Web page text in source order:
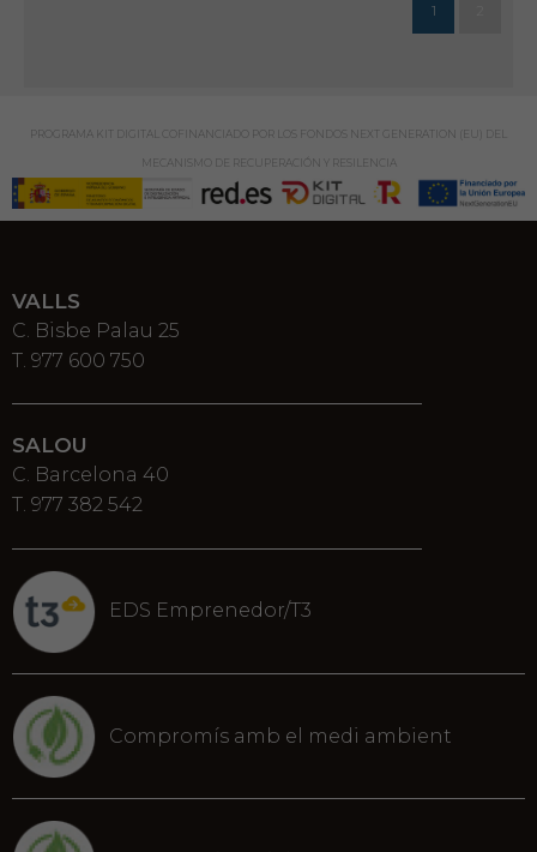
1
PROGRAMA KIT DIGITAL COFINANCIADO POR LOS FONDOS NEXT GENERATION (EU) DEL
MECANISMO DE RECUPERACIÓN Y RESILENCIA
VALLS
C. Bisbe Palau 25
T. 977 600 750
SALOU
C. Barcelona 40
T. 977 382 542
EDS Emprenedor/T3
Compromís amb el medi ambient